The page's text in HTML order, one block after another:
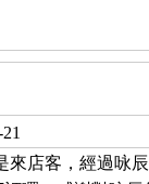
來店客，經過咏